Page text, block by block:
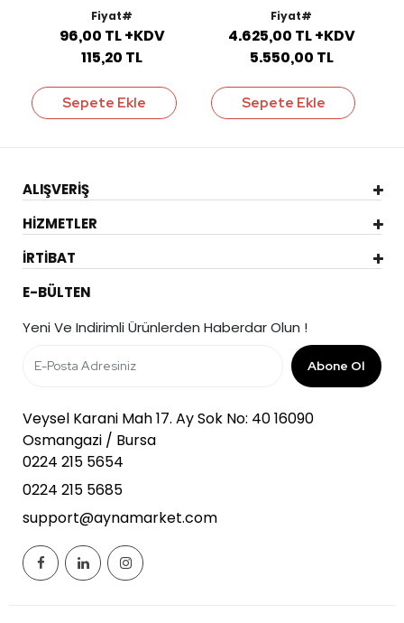
Fiyat#
96,00 TL +KDV
115,20 TL
Sepete Ekle
Fiyat#
4.625,00 TL +KDV
5.550,00 TL
Sepete Ekle
ALIŞVERİŞ
HİZMETLER
İRTİBAT
E-BÜLTEN
Yeni Ve Indirimli Ürünlerden Haberdar Olun !
Abone Ol
Veysel Karani Mah 17. Ay Sok No: 40 16090
Osmangazi / Bursa
0224 215 5654
0224 215 5685
support@aynamarket.com